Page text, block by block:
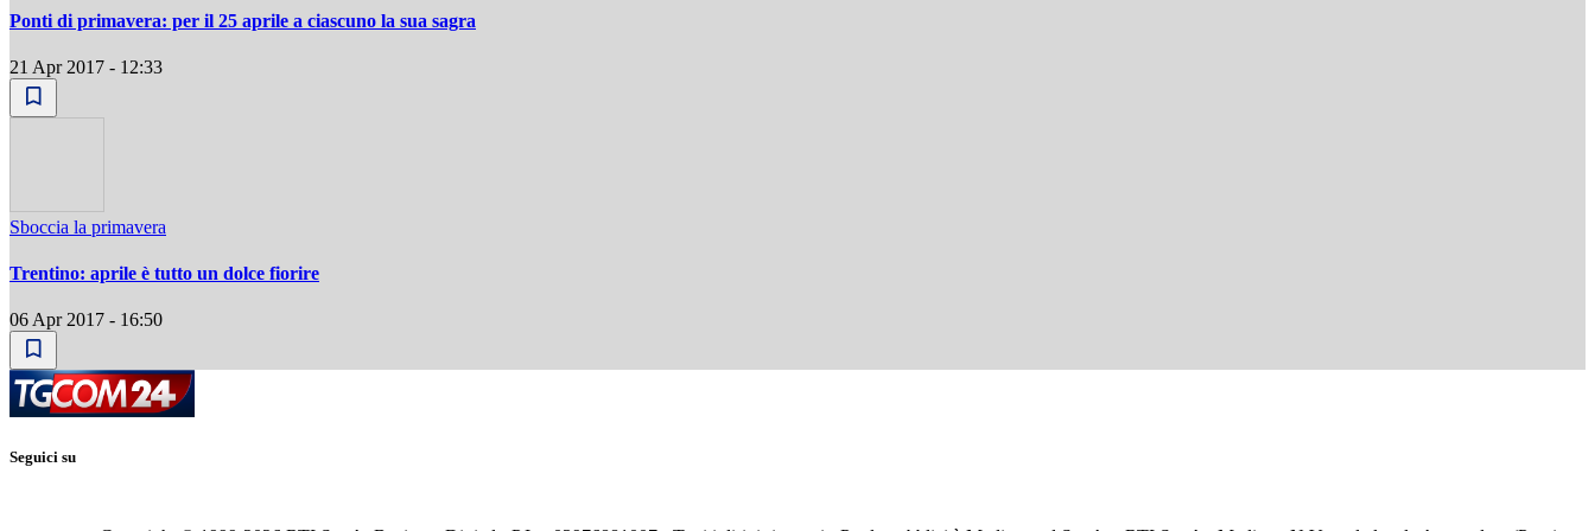
Ponti di primavera: per il 25 aprile a ciascuno la sua sagra
21 Apr 2017 - 12:33
Sboccia la primavera
Trentino: aprile è tutto un dolce fiorire
06 Apr 2017 - 16:50
Seguici su